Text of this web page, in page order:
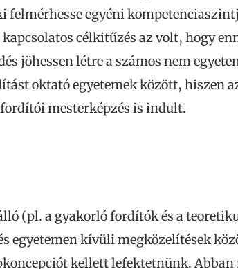
egyéni
célkitűzés az volt, hogy
jöhessen létre a számos nem
oktató egyetemek között, hiszen
mesterképzés is indult.
(pl. a gyakorló fordítók és a
egyetemen kívüli megközelítések
kellett lefektetnünk.